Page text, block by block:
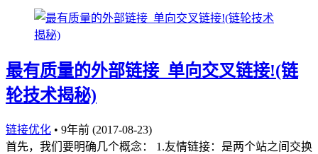
最有质量的外部链接_单向交叉链接!(链
轮技术揭秘)
链接优化 • 9年前 (2017-08-23)
首先，我们要明确几个概念： 1.友情链接：是两个站之间交换